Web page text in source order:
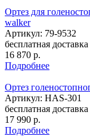
Ортез для
walker
Артикул: 79-9532
бесплатная доставка
16 870 р.
Подробнее
Ортез
Артикул: HAS-301
бесплатная доставка
17 990 р.
Подробнее